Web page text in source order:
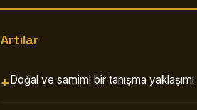
Artılar
Doğal ve samimi bir tanışma yaklaşımı